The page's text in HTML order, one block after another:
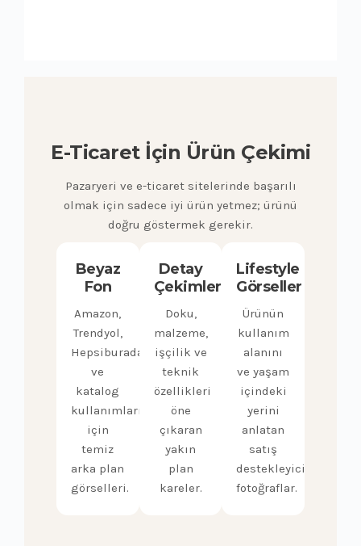
E-Ticaret İçin Ürün Çekimi
Pazaryeri ve e-ticaret sitelerinde başarılı
olmak için sadece iyi ürün yetmez; ürünü
doğru göstermek gerekir.
Beyaz
Fon
Amazon,
Trendyol,
Hepsiburada
ve
katalog
kullanımları
için
temiz
arka plan
görselleri.
Detay
Çekimleri
Doku,
malzeme,
işçilik ve
teknik
özellikleri
öne
çıkaran
yakın
plan
kareler.
Lifestyle
Görseller
Ürünün
kullanım
alanını
ve yaşam
içindeki
yerini
anlatan
satış
destekleyici
fotoğraflar.